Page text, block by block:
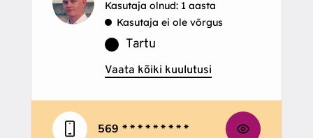
Kasutaja olnud: 1 aasta
Kasutaja ei ole võrgus
Tartu
Vaata kõiki kuulutusi
569 * * * * * * * * *